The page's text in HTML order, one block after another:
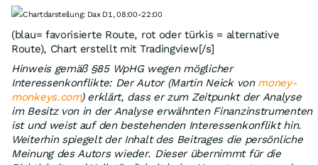
Chartdarstellung: Dax D1, 08:00-22:00
(blau= favorisierte Route, rot oder türkis = alternative
Route), Chart erstellt mit Tradingview[/s]
Hinweis gemäß §85 WpHG wegen möglicher
Interessenkonflikte: Der Autor (Martin Neick von money-
monkeys.com) erklärt, dass er zum Zeitpunkt der Analyse
im Besitz von in der Analyse erwähnten Finanzinstrumenten
ist und weist auf den bestehenden Interessenkonflikt hin.
Weiterhin spiegelt der Inhalt des Beitrages die persönliche
Meinung des Autors wieder. Dieser übernimmt für die